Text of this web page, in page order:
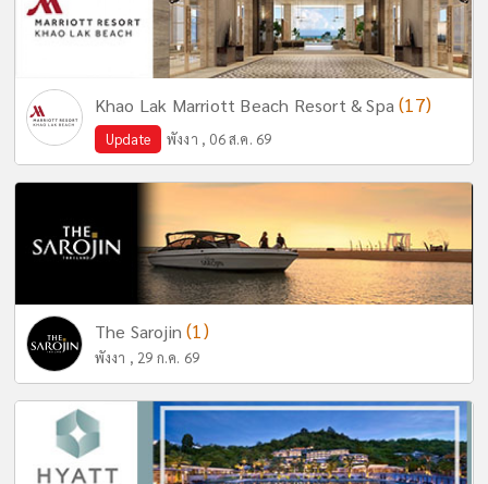
Khao Lak Marriott Beach Resort & Spa(17)
Update พังงา , 06 ส.ค. 69
The Sarojin(1)
พังงา , 29 ก.ค. 69